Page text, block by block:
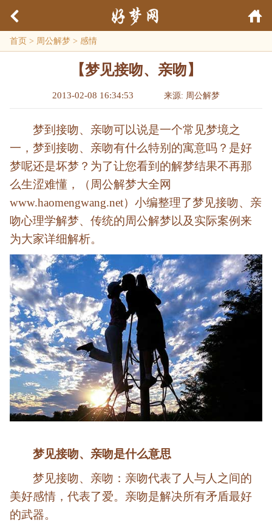
首页 > 周公解梦 > 感情
【梦见接吻、亲吻】
2013-02-08 16:34:53 来源: 周公解梦
梦到接吻、亲吻可以说是一个常见梦境之
一，梦到接吻、亲吻有什么特别的寓意吗？是好
梦呢还是坏梦？为了让您看到的解梦结果不再那
么生涩难懂，（周公解梦大全网
www.haomengwang.net）小编整理了梦见接吻、亲
吻心理学解梦、传统的周公解梦以及实际案例来
为大家详细解析。
梦见接吻、亲吻是什么意思
梦见接吻、亲吻：亲吻代表了人与人之间的
美好感情，代表了爱。亲吻是解决所有矛盾最好
的武器。